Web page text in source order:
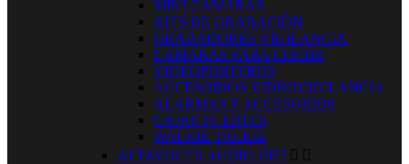
MINI CAMARAS
KITS DE GRABACIÓN
GRABADORES VIGILANCIA
CAMARAS PARA COCHE
VIDEOPORTEROS
ACCESORIOS VIDEOVIGILANCIA
ALARMAS Y ACCESORIOS
CAJAS FUERTES
WALKIE TALKIE
ALTAVOCES AUDIO HIFI  